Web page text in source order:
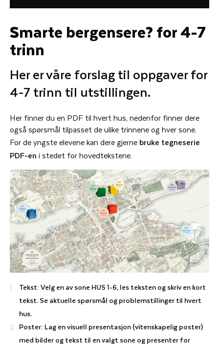
Smarte bergensere? for 4-7
trinn
Her er våre forslag til oppgaver for
4-7 trinn til utstillingen.
Her finner du en PDF til hvert hus, nedenfor finner dere
også spørsmål tilpasset de ulike trinnene og hver sone.
For de yngste elevene kan dere gjerne bruke tegneserie
PDF-en i stedet for hovedtekstene.
Tekst: Velg en av sone HUS 1-6, les teksten og skriv en kort
tekst. Se aktuelle spørsmål og problemstillinger til hvert
hus.
Poster: Lag en visuell presentasjon (vitenskapelig poster)
med bilder og tekst til en valgt sone og presenter for